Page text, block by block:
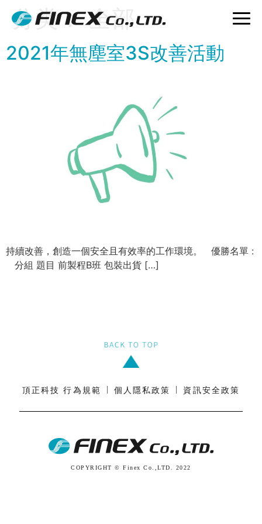
分类：全部
2021年無塵室3S改善活動
持續改善，創造一個安全且有效率的工作環境。 優勝名單 :
分組 題目 前製程B班 包裝出貨 […]
頂正科技 行為規範 | 個人隱私政策 | 資訊安全政策
COPYRIGHT © Finex Co.,LTD. 2022